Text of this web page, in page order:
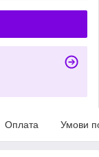
Оплата Умови